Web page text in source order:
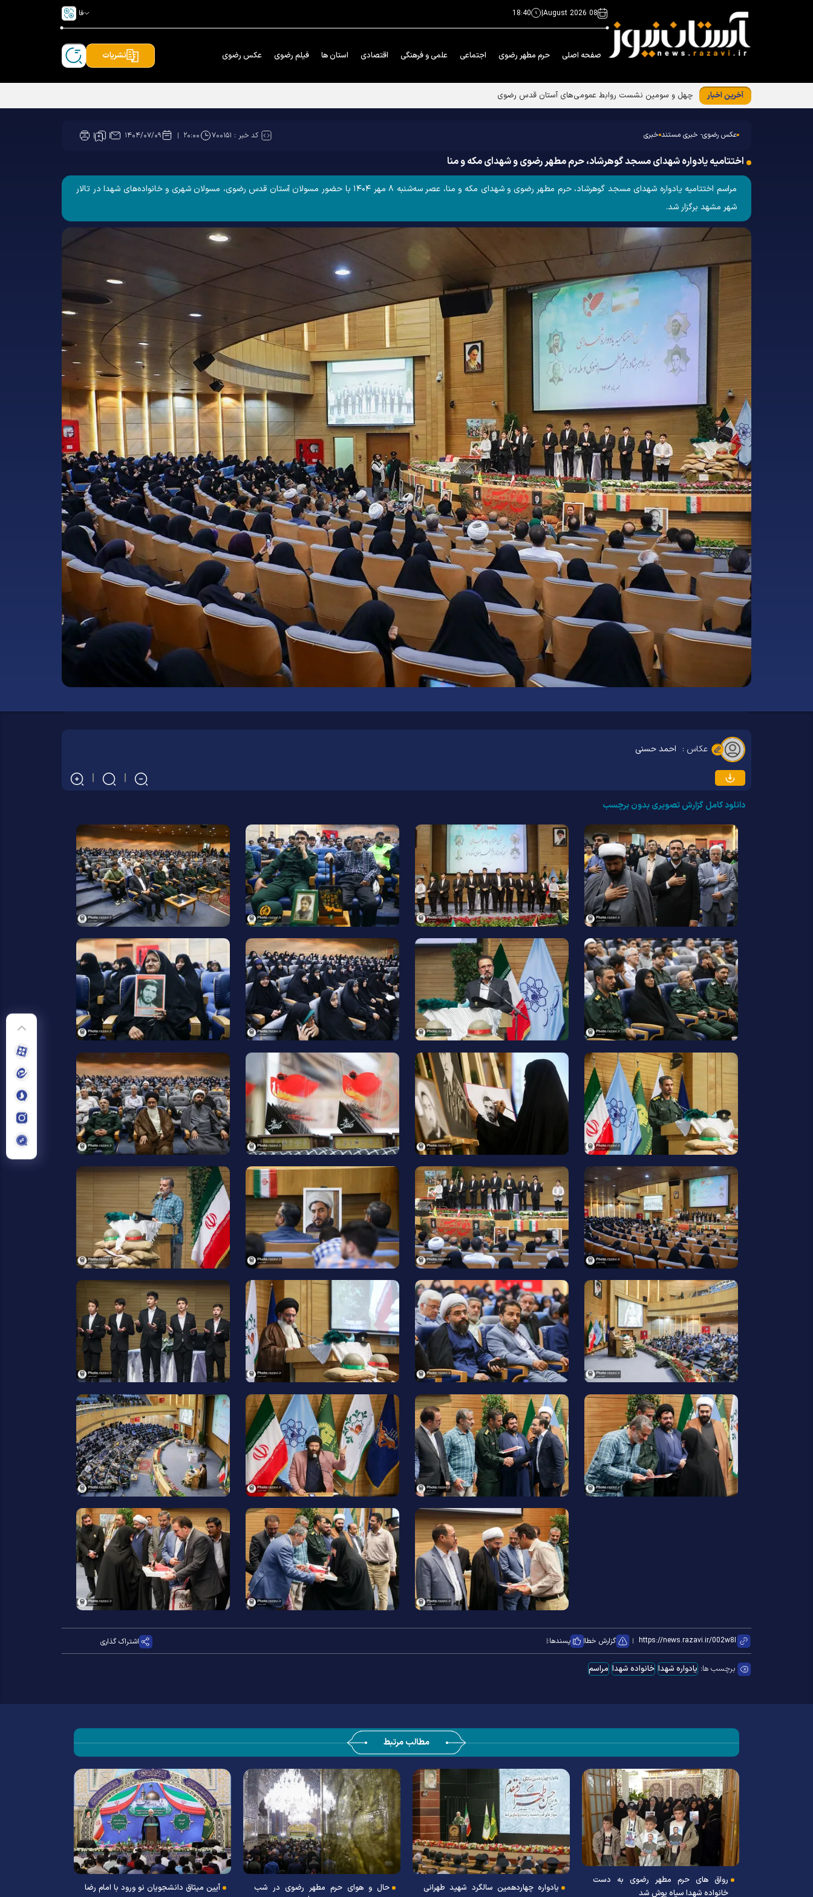
08 August 2026
|
18:40 فا
صفحه اصلی حرم مطهر رضوی اجتماعی علمی و فرهنگی اقتصادی استان ها فیلم رضوی عکس رضوی نشریات
آخرین اخبار افتتاح نمایشگاه عکس‌های منتخب سوگواره بین‌المللی «مهر محرم»
عکس رضوی- خبری مستند خبری کد خبر : ۷۰۰۱۵۱ ۲۰:۰۰ ۱۴۰۴/۰۷/۰۹
اختتامیه یادواره شهدای مسجد گوهرشاد، حرم مطهر رضوی و شهدای مکه و منا
مراسم اختتامیه یادواره شهدای مسجد گوهرشاد، حرم مطهر رضوی و شهدای مکه و منا، عصر سه‌شنبه ۸ مهر ۱۴۰۴ با حضور مسولان آستان قدس رضوی، مسولان شهری و خانواده‌های شهدا در تالار
شهر مشهد برگزار شد.
عکاس : احمد حسنی
دانلود کامل گزارش تصویری بدون برچسب
گزارش خطا پسندها: اشتراک گذاری
برچسب ها: یادواره شهدا خانواده شهدا مراسم
مطالب مرتبط
رواق های حرم مطهر رضوی به دست
خانواده شهدا سیاه پوش شد
یادواره چهاردهمین سالگرد شهید طهرانی
حال و هوای حرم مطهر رضوی در شب
آیین میثاق دانشجویان نو ورود با امام رضا